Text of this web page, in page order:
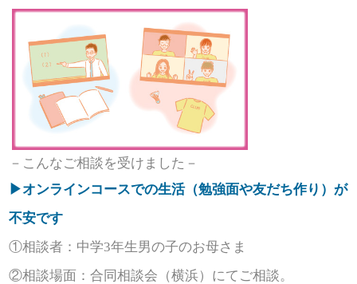
－こんなご相談を受けました－
▶オンラインコースでの生活（勉強面や友だち作り）が
不安です
①相談者：中学3年生男の子のお母さま
②相談場面：合同相談会（横浜）にてご相談。